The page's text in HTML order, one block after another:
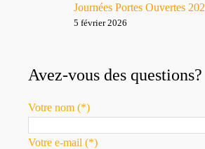
Journées Portes Ouvertes
5 février 2026
Avez-vous des questions?
Votre nom (*)
Votre e-mail (*)